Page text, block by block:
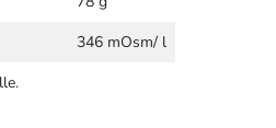
346 mOsm/ l